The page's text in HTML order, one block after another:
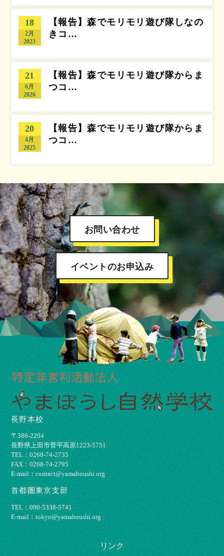
18
2月
2023
【報告】森でモリモリ遊び隊しなの
きコ…
21
6月
2026
【報告】森でモリモリ遊び隊からま
つコ…
20
4月
2025
【報告】森でモリモリ遊び隊からま
つコ…
お問い合わせ
イベントのお申込み
長野本校
〒386-2204
⻑野県上⽥市菅平⾼原1223-5751
TEL：0268-74-2735
FAX：0268-74-2795
E-mail：contact@yamaboushi.org
首都圏東京支部
TEL：090-5338-5741
E-mail：tokyo@yamaboushi.org
リンク